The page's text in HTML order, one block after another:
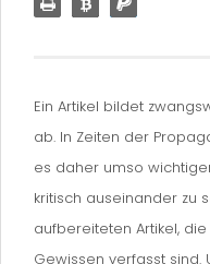
Ein Artikel bildet
ab. In Zeiten der
es daher umso
kritisch auseinander zu
aufbereiteten Artikel,
Gewissen verfasst